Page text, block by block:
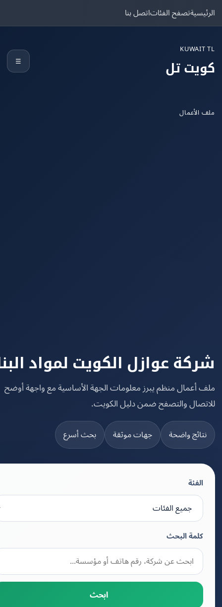
تصفح الفئاتاتصل بنا
تل
عوازل الكويت لمواد البناء
منظم يبرز معلومات الجهة الأساسية مع واجهة أوضح
والتصفح ضمن دليل الكويت.
واضحة جهات موثقة بحث أسرع
كلمة البحث
ابحث